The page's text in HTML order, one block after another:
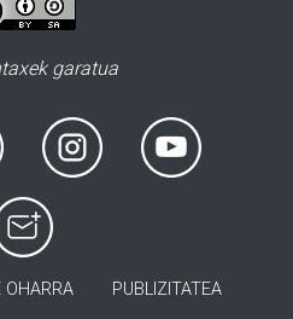
garatua
OHARRA PUBLIZITATEA